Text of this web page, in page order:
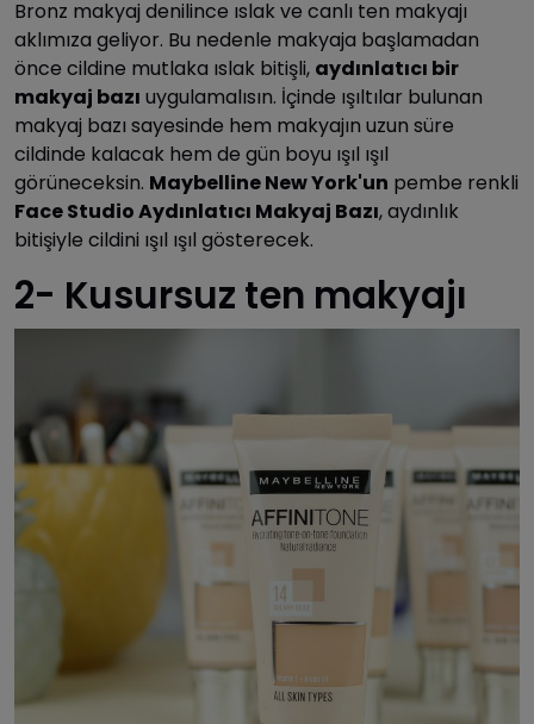
Bronz makyaj denilince ıslak ve canlı ten makyajı
aklımıza geliyor. Bu nedenle makyaja başlamadan
önce cildine mutlaka ıslak bitişli, aydınlatıcı bir
makyaj bazı uygulamalısın. İçinde ışıltılar bulunan
makyaj bazı sayesinde hem makyajın uzun süre
cildinde kalacak hem de gün boyu ışıl ışıl
görüneceksin. Maybelline New York'un pembe renkli
Face Studio Aydınlatıcı Makyaj Bazı, aydınlık
bitişiyle cildini ışıl ışıl gösterecek.
2- Kusursuz ten makyajı